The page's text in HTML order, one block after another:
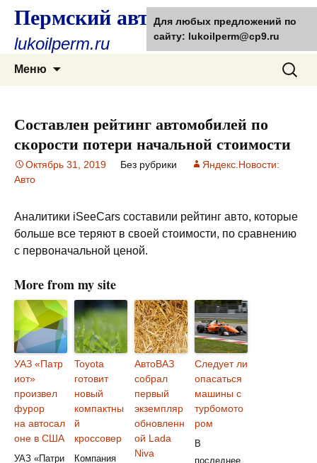
Пермский автолюбитель
lukoilperm.ru
Меню
Найти:
Составлен рейтинг автомобилей по
скорости потери начальной стоимости
Октябрь 31, 2019 Без рубрики
Яндекс.Новости:
Авто
Аналитики iSeeCars составили рейтинг авто, которые
больше все теряют в своей стоимости, по сравнению
с первоначальной ценой.
More from my site
УАЗ «Патр
иот»
произвел
фурор
на автосал
оне в США
УАЗ «Патри
Toyota
готовит
новый
компактны
й
кроссовер
Компания
АвтоВАЗ
собрал
первый
экземпляр
обновленн
ой Lada
Niva
Следует ли
опасаться
машины с
турбомото
ром
В
последнее
Для любых предложений по
сайту: lukoilperm@cp9.ru